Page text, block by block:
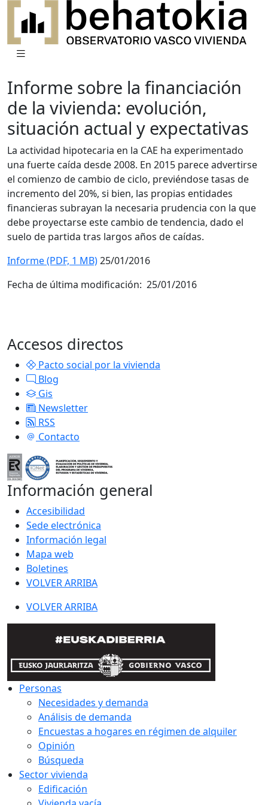
Informe sobre la financiación
de la vivienda: evolución,
situación actual y expectativas
La actividad hipotecaria en la CAE ha experimentado
una fuerte caída desde 2008. En 2015 parece advertirse
el comienzo de cambio de ciclo, previéndose tasas de
incremento del 20%, si bien, las propias entidades
financieras subrayan la necesaria prudencia con la que
debe proyectarse este cambio de tendencia, dado el
suelo de partida tras largos años de caídas.
Informe (PDF, 1 MB)25/01/2016
Fecha de última modificación: 25/01/2016
Accesos directos
Pacto social por la vivienda
Blog
Gis
Newsletter
RSS
Contacto
Información general
Accesibilidad
Sede electrónica
Información legal
Mapa web
Boletines
VOLVER ARRIBA
VOLVER ARRIBA
Personas
Necesidades y demanda
Análisis de demanda
Encuestas a hogares en régimen de alquiler
Opinión
Búsqueda
Sector vivienda
Edificación